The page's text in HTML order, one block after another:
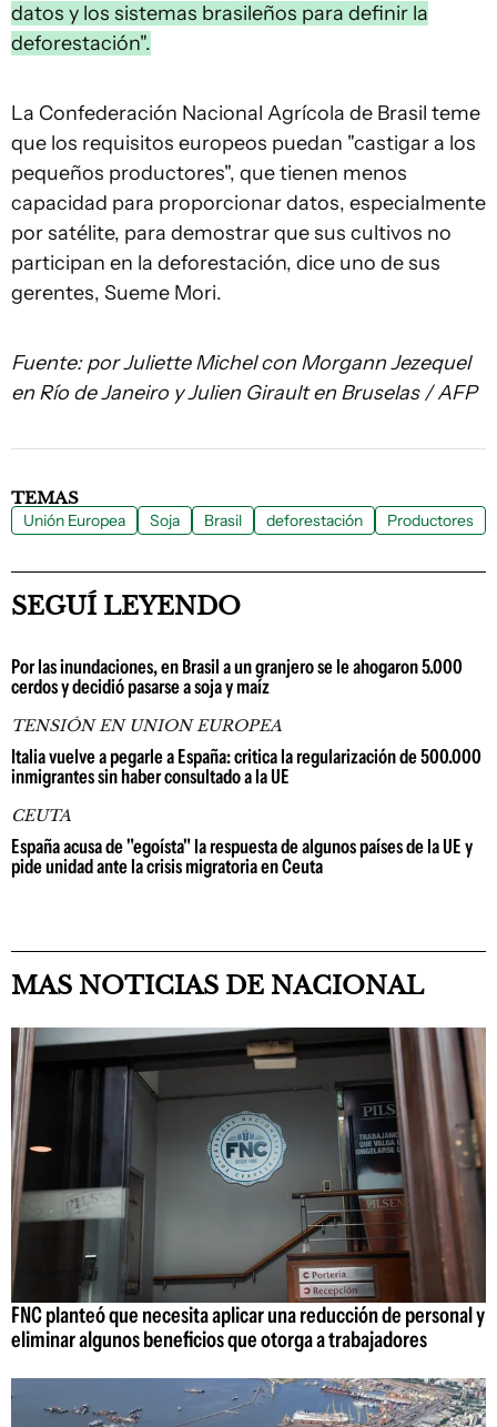
datos y los sistemas brasileños para definir la
deforestación".
La Confederación Nacional Agrícola de Brasil teme
que los requisitos europeos puedan "castigar a los
pequeños productores", que tienen menos
capacidad para proporcionar datos, especialmente
por satélite, para demostrar que sus cultivos no
participan en la deforestación, dice uno de sus
gerentes, Sueme Mori.
Fuente: por Juliette Michel con Morgann Jezequel
en Río de Janeiro y Julien Girault en Bruselas / AFP
TEMAS
Unión Europea Soja Brasil deforestación Productores
SEGUÍ LEYENDO
Por las inundaciones, en Brasil a un granjero se le ahogaron 5.000
cerdos y decidió pasarse a soja y maíz
TENSIÓN EN UNION EUROPEA
Italia vuelve a pegarle a España: critica la regularización de 500.000
inmigrantes sin haber consultado a la UE
CEUTA
España acusa de "egoísta" la respuesta de algunos países de la UE y
pide unidad ante la crisis migratoria en Ceuta
MAS NOTICIAS DE NACIONAL
FNC planteó que necesita aplicar una reducción de personal y
eliminar algunos beneficios que otorga a trabajadores